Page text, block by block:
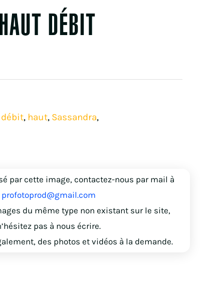
DÉBIT
débit, haut, Sassandra,
par cette image, contactez-nous par mail à
profotoprod@gmail.com
du même type non existant sur le site,
pas à nous écrire.
des photos et vidéos à la demande.